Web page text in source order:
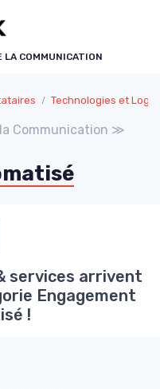
LA COMMUNICATION
Technologies et Logiciels pour la
Communication ≫
services arrivent
Engagement
!